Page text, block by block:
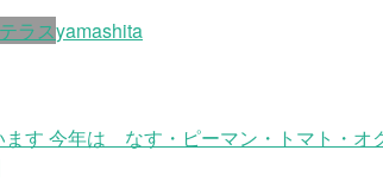
ラスyamashita
す 今年は なす・ピーマン・トマト・